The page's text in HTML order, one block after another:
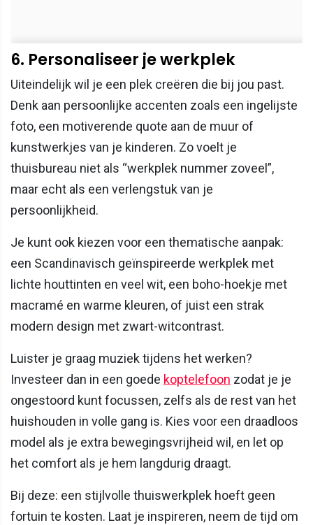
6. Personaliseer je werkplek
Uiteindelijk wil je een plek creëren die bij jou past.
Denk aan persoonlijke accenten zoals een ingelijste
foto, een motiverende quote aan de muur of
kunstwerkjes van je kinderen. Zo voelt je
thuisbureau niet als “werkplek nummer zoveel”,
maar echt als een verlengstuk van je
persoonlijkheid.
Je kunt ook kiezen voor een thematische aanpak:
een Scandinavisch geïnspireerde werkplek met
lichte houttinten en veel wit, een boho-hoekje met
macramé en warme kleuren, of juist een strak
modern design met zwart-witcontrast.
Luister je graag muziek tijdens het werken?
Investeer dan in een goede koptelefoon zodat je je
ongestoord kunt focussen, zelfs als de rest van het
huishouden in volle gang is. Kies voor een draadloos
model als je extra bewegingsvrijheid wil, en let op
het comfort als je hem langdurig draagt.
Bij deze: een stijlvolle thuiswerkplek hoeft geen
fortuin te kosten. Laat je inspireren, neem de tijd om